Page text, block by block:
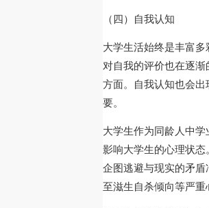
（四）自我认知
大学生活始终是丰富
对自我的评价也在逐
方面。自我认知也会
要。
大学生作为同龄人中
影响大学生的心理状
企图逃避与现实的矛
至滋生自杀倾向等严重